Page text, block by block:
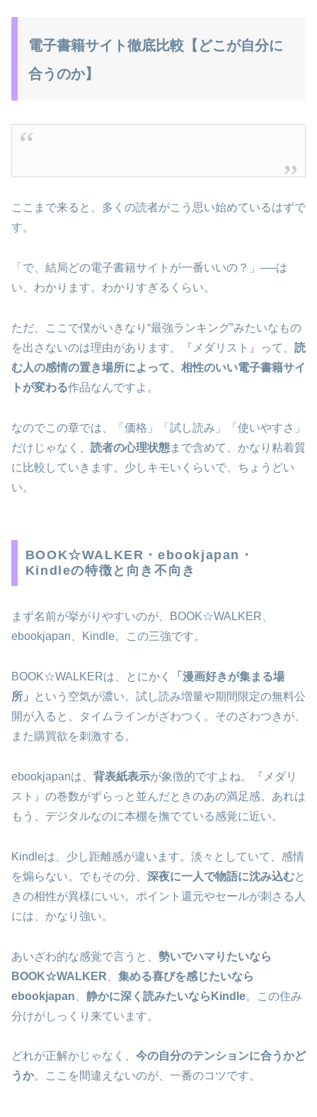
電子書籍サイト徹底比較【どこが自分に
合うのか】
ここまで来ると、多くの読者がこう思い始めているはずで
す。
「で、結局どの電子書籍サイトが一番いいの？」──は
い、わかります。わかりすぎるくらい。
ただ、ここで僕がいきなり“最強ランキング”みたいなもの
を出さないのは理由があります。『メダリスト』って、 読
む人の感情の置き場所によって、相性のいい電子書籍サイ
トが変わる作品なんですよ。
なのでこの章では、「価格」「試し読み」「使いやすさ」
だけじゃなく、 読者の心理状態まで含めて、かなり粘着質
に比較していきます。少しキモいくらいで、ちょうどい
い。
BOOK☆WALKER・ebookjapan・
Kindleの特徴と向き不向き
まず名前が挙がりやすいのが、BOOK☆WALKER、
ebookjapan、Kindle。この三強です。
BOOK☆WALKERは、とにかく
「漫画好きが集まる場
所」
という空気が濃い。試し読み増量や期間限定の無料公
開が入ると、タイムラインがざわつく。そのざわつきが、
また購買欲を刺激する。
ebookjapanは、 背表紙表示が象徴的ですよね。『メダリ
スト』の巻数がずらっと並んだときのあの満足感。あれは
もう、デジタルなのに本棚を撫でている感覚に近い。
Kindleは、少し距離感が違います。淡々としていて、感情
を煽らない。でもその分、 深夜に一人で物語に沈み込むと
きの相性が異様にいい。ポイント還元やセールが刺さる人
には、かなり強い。
あいざわ的な感覚で言うと、 勢いでハマりたいなら
BOOK☆WALKER
集める喜びを感じたいなら
ebookjapan
静かに深く読みたいならKindle。この住み
分けがしっくり来ています。
どれが正解かじゃなく、 今の自分のテンションに合うかど
うか。ここを間違えないのが、一番のコツです。